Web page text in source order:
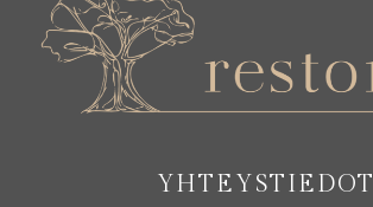
KEHO
KANTAA
SEN
TARINAN
YHTEYSTIEDOT